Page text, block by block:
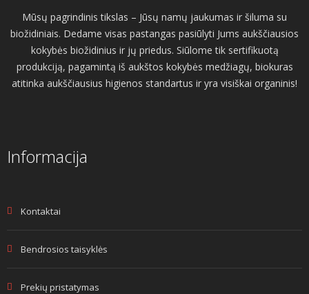
Mūsų pagrindinis tikslas – Jūsų namų jaukumas ir šiluma su
biožidiniais. Dedame visas pastangas pasiūlyti Jums aukščiausios
kokybės biožidinius ir jų priedus. Siūlome tik sertifikuotą
produkciją, pagamintą iš aukštos kokybės medžiagų, biokuras
atitinka aukščiausius higienos standartus ir yra visiškai organinis!
Informacija
Kontaktai
Bendrosios taisyklės
Prekių pristatymas